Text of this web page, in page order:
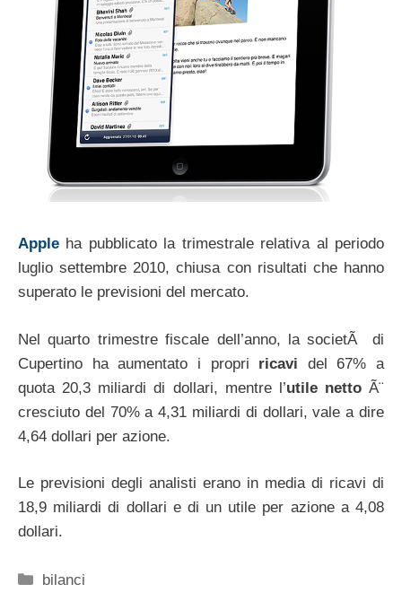
Apple ha pubblicato la trimestrale relativa al periodo
luglio settembre 2010, chiusa con risultati che hanno
superato le previsioni del mercato.
Nel quarto trimestre fiscale dell’anno, la societÃ di
Cupertino ha aumentato i propri ricavi del 67% a
quota 20,3 miliardi di dollari, mentre l’utile nettoÃ¨
cresciuto del 70% a 4,31 miliardi di dollari, vale a dire
4,64 dollari per azione.
Le previsioni degli analisti erano in media di ricavi di
18,9 miliardi di dollari e di un utile per azione a 4,08
dollari.
Categorie
bilanci